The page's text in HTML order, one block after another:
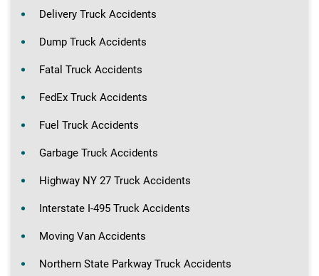
Delivery Truck Accidents
Dump Truck Accidents
Fatal Truck Accidents
FedEx Truck Accidents
Fuel Truck Accidents
Garbage Truck Accidents
Highway NY 27 Truck Accidents
Interstate I-495 Truck Accidents
Moving Van Accidents
Northern State Parkway Truck Accidents